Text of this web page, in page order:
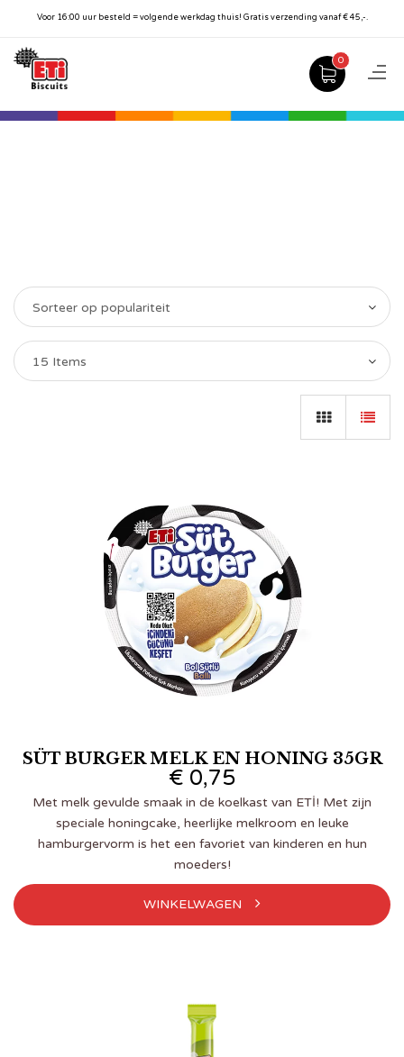
Voor 16:00 uur besteld = volgende werkdag thuis! Gratis verzending vanaf € 45,-.
0
Sorteer op populariteit
15 Items
SÜT BURGER MELK EN HONING 35GR
€ 0,75
Met melk gevulde smaak in de koelkast van ETİ! Met zijn
speciale honingcake, heerlijke melkroom en leuke
hamburgervorm is het een favoriet van kinderen en hun
moeders!
WINKELWAGEN